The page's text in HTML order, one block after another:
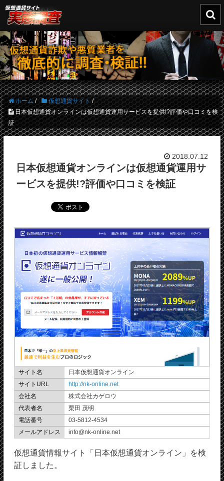

ホーム/ 仮想通貨サイト/
日本仮想通貨オンラインは仮想通貨運用サービスを提供!?評価や口コミを検
証
2018.07.12
日本仮想通貨オンラインは仮想通貨運用サ
ービスを提供!?評価や口コミを検証
サイト名
日本仮想通貨オンライン
サイトURL
http://nk-online.net
会社名
株式会社カゲロウ
代表者名
栗田 茂明
電話番号
03-5812-4534
メールアドレス
info@nk-online.net
仮想通貨情報サイト「日本仮想通貨オンライン」を検
証しました。